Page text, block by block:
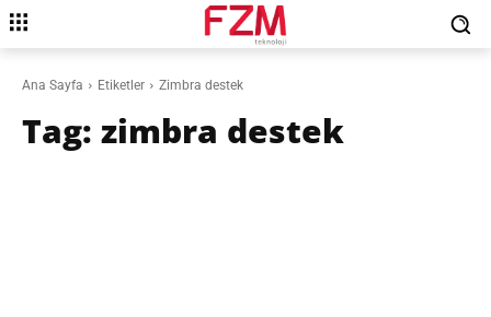
Ana Sayfa Etiketler Zimbra destek
Tag: zimbra destek